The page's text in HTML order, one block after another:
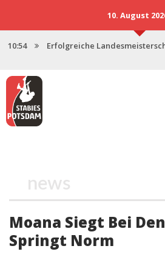
10. August
10:54 Erfolgreiche
news
Moana Siegt Bei
Springt Norm